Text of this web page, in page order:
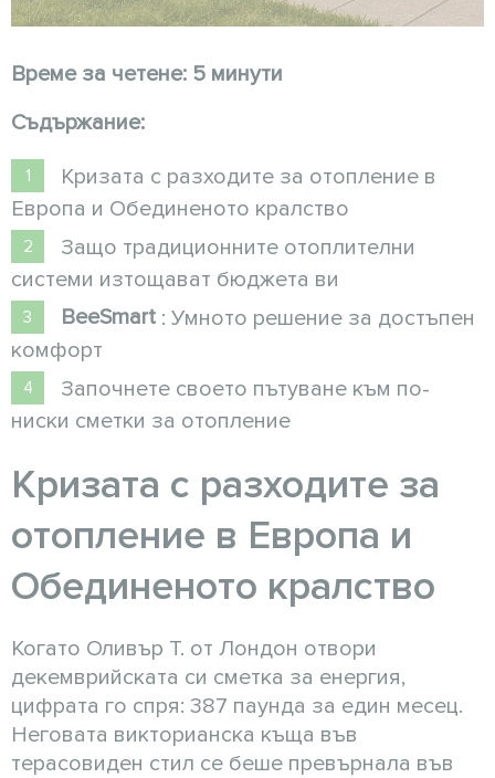
Време за четене: 5 минути
Съдържание:
Кризата с разходите за отопление в
Европа и Обединеното кралство
Защо традиционните отоплителни
системи изтощават бюджета ви
BeeSmart : Умното решение за достъпен
комфорт
Започнете своето пътуване към по-
ниски сметки за отопление
Кризата с разходите за
отопление в Европа и
Обединеното кралство
Когато Оливър Т. от Лондон отвори
декемврийската си сметка за енергия,
цифрата го спря: 387 паунда за един месец.
Неговата викторианска къща във
терасовиден стил се беше превърнала във